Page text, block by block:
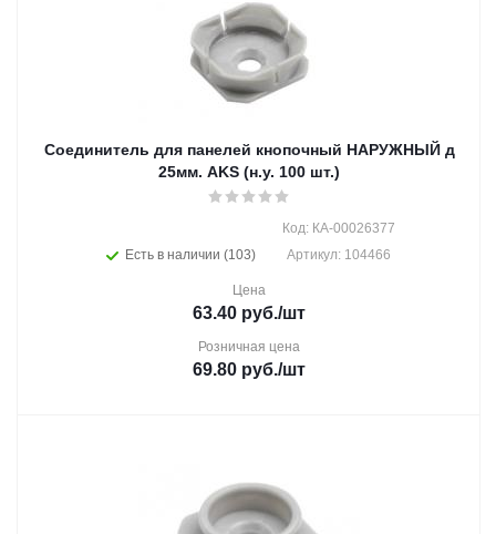
Соединитель для панелей кнопочный НАРУЖНЫЙ д
25мм. AKS (н.у. 100 шт.)
Есть в наличии (103)
Код: КА-00026377
Артикул: 104466
Цена
63.40 руб./шт
Розничная цена
69.80 руб./шт